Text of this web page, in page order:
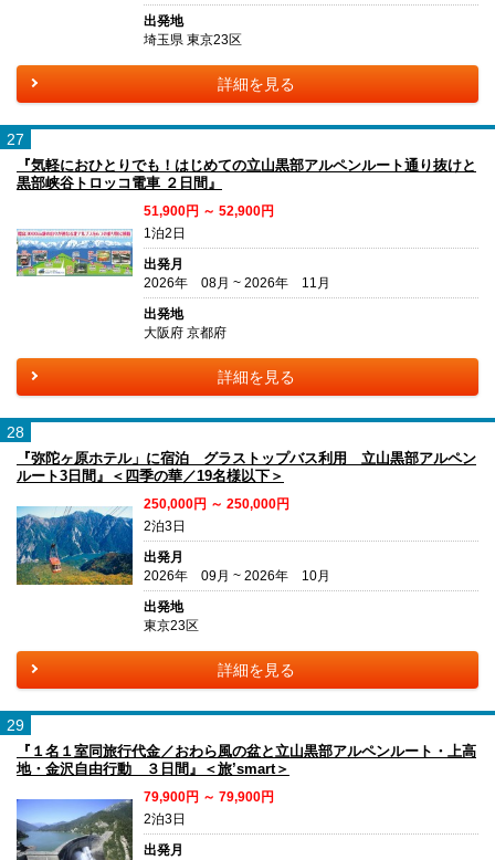
出発地
埼玉県 東京23区
詳細を見る
27
『気軽におひとりでも！はじめての立山黒部アルペンルート通り抜けと
黒部峡谷トロッコ電車 ２日間』
51,900円 ～ 52,900円
1泊2日
出発月
2026年 08月 ~ 2026年 11月
出発地
大阪府 京都府
詳細を見る
28
『弥陀ヶ原ホテル」に宿泊 グラストップバス利用 立山黒部アルペン
ルート3日間』＜四季の華／19名様以下＞
250,000円 ～ 250,000円
2泊3日
出発月
2026年 09月 ~ 2026年 10月
出発地
東京23区
詳細を見る
29
『１名１室同旅行代金／おわら風の盆と立山黒部アルペンルート・上高
地・金沢自由行動 ３日間』＜旅’smart＞
79,900円 ～ 79,900円
2泊3日
出発月